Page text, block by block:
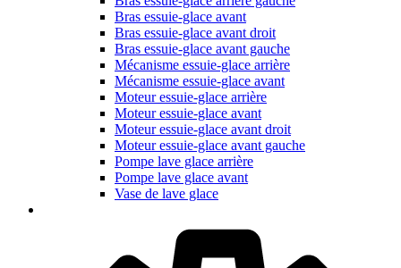
Bras essuie-glace avant
Bras essuie-glace avant droit
Bras essuie-glace avant gauche
Mécanisme essuie-glace arrière
Mécanisme essuie-glace avant
Moteur essuie-glace arrière
Moteur essuie-glace avant
Moteur essuie-glace avant droit
Moteur essuie-glace avant gauche
Pompe lave glace arrière
Pompe lave glace avant
Vase de lave glace